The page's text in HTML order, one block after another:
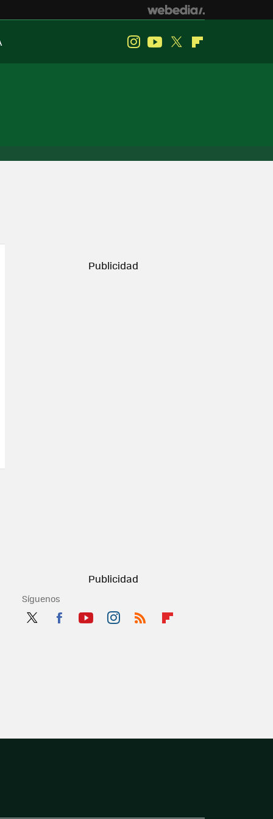
InstagramYoutube
Twitter
Síguenos